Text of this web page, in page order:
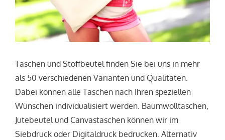
Taschen und Stoffbeutel finden Sie bei uns in mehr
als 50 verschiedenen Varianten und Qualitäten.
Dabei können alle Taschen nach Ihren speziellen
Wünschen individualisiert werden. Baumwolltaschen,
Jutebeutel und Canvastaschen können wir im
Siebdruck oder Digitaldruck bedrucken. Alternativ